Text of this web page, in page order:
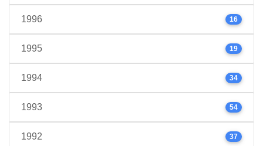
1996 16
1995 19
1994 34
1993 54
1992 37